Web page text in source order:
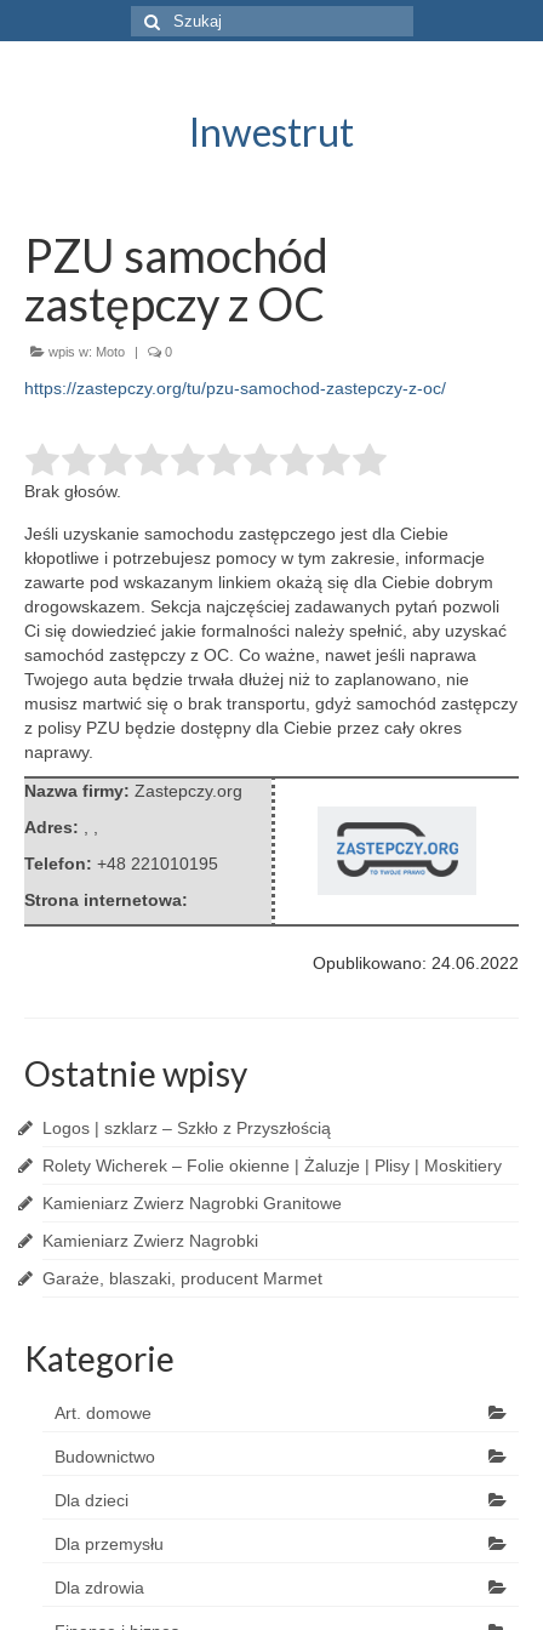
Szuklaj
w:
Inwestrut
PZU samochód
zastępczy z OC
wpis w: Moto | 0
https://zastepczy.org/tu/pzu-samochod-zastepczy-z-oc/
Brak głosów.
Jeśli uzyskanie samochodu zastępczego jest dla Ciebie
kłopotliwe i potrzebujesz pomocy w tym zakresie, informacje
zawarte pod wskazanym linkiem okażą się dla Ciebie dobrym
drogowskazem.
Sekcja najczęściej zadawanych pytań pozwoli
Ci się dowiedzieć jakie formalności należy spełnić, aby uzyskać
samochód zastępczy z OC. Co ważne, nawet jeśli naprawa
Twojego auta będzie trwała dłużej niż to zaplanowano, nie
musisz martwić się o brak transportu, gdyż samochód zastępczy
z polisy PZU będzie dostępny dla Ciebie przez cały okres
naprawy.
Nazwa firmy: Zastepczy.org
Adres:
Telefon: +48 221010195
Strona internetowa:
Opublikowano: 24.06.2022
Ostatnie wpisy
Logos | szklarz – Szkło z Przyszłością
Rolety Wicherek – Folie okienne | Żaluzje | Plisy | Moskitiery
Kamieniarz Zwierz Nagrobki Granitowe
Kamieniarz Zwierz Nagrobki
Garaże, blaszaki, producent Marmet
Kategorie
Art. domowe
Budownictwo
Dla dzieci
Dla przemysłu
Dla zdrowia